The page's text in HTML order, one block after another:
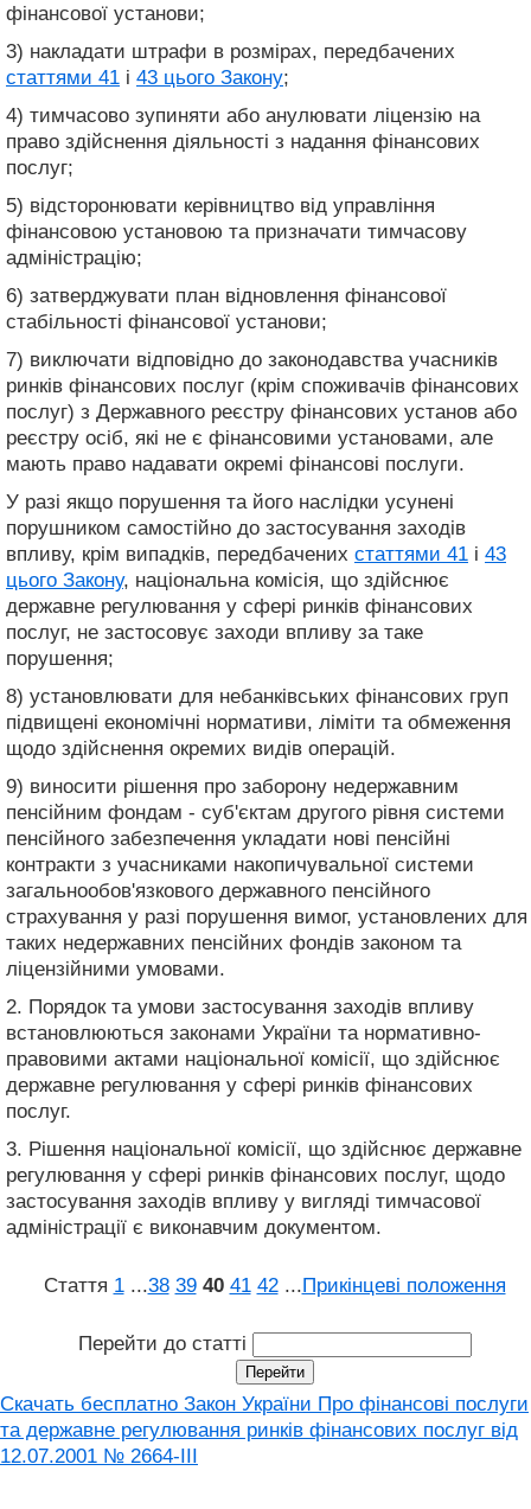
фінансової установи;
3) накладати штрафи в розмірах, передбачених
статтями 41 і 43 цього Закону;
4) тимчасово зупиняти або анулювати ліцензію на
право здійснення діяльності з надання фінансових
послуг;
5) відсторонювати керівництво від управління
фінансовою установою та призначати тимчасову
адміністрацію;
6) затверджувати план відновлення фінансової
стабільності фінансової установи;
7) виключати відповідно до законодавства учасників
ринків фінансових послуг (крім споживачів фінансових
послуг) з Державного реєстру фінансових установ або
реєстру осіб, які не є фінансовими установами, але
мають право надавати окремі фінансові послуги.
У разі якщо порушення та його наслідки усунені
порушником самостійно до застосування заходів
впливу, крім випадків, передбачених статтями 41 і 43
цього Закону, національна комісія, що здійснює
державне регулювання у сфері ринків фінансових
послуг, не застосовує заходи впливу за таке
порушення;
8) установлювати для небанківських фінансових груп
підвищені економічні нормативи, ліміти та обмеження
щодо здійснення окремих видів операцій.
9) виносити рішення про заборону недержавним
пенсійним фондам - суб'єктам другого рівня системи
пенсійного забезпечення укладати нові пенсійні
контракти з учасниками накопичувальної системи
загальнообов'язкового державного пенсійного
страхування у разі порушення вимог, установлених для
таких недержавних пенсійних фондів законом та
ліцензійними умовами.
2. Порядок та умови застосування заходів впливу
встановлюються законами України та нормативно-
правовими актами національної комісії, що здійснює
державне регулювання у сфері ринків фінансових
послуг.
3. Рішення національної комісії, що здійснює державне
регулювання у сфері ринків фінансових послуг, щодо
застосування заходів впливу у вигляді тимчасової
адміністрації є виконавчим документом.
Стаття 1 ...38 39 40 41 42 ...Прикінцеві положення
Перейти до статті
Скачать бесплатно Закон України Про фінансові послуги
та державне регулювання ринків фінансових послуг від
12.07.2001 № 2664-III